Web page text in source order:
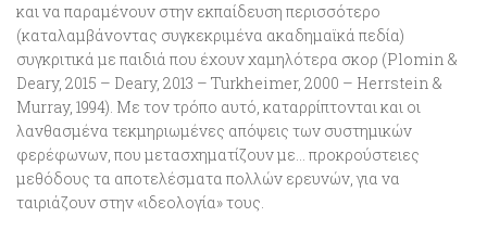
και να παραμένουν στην εκπαίδευση περισσότερο
(καταλαμβάνοντας συγκεκριμένα ακαδημαϊκά πεδία)
συγκριτικά με παιδιά που έχουν χαμηλότερα σκορ (Plomin &
Deary, 2015 – Deary, 2013 – Turkheimer, 2000 – Herrstein &
Murray, 1994). Με τον τρόπο αυτό, καταρρίπτονται και οι
λανθασμένα τεκμηριωμένες απόψεις των συστημικών
φερέφωνων, που μετασχηματίζουν με… προκρούστειες
μεθόδους τα αποτελέσματα πολλών ερευνών, για να
ταιριάζουν στην «ιδεολογία» τους.